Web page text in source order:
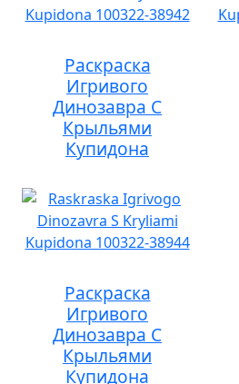
Раскраска
Игривого
Динозавра С
Крыльями
Купидона
Раскраска
Игривого
Динозавра С
Крыльями
Купидона